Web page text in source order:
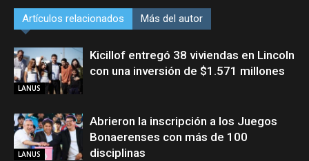
Artículos relacionados Más del autor
LANUS
Kicillof entregó 38 viviendas en Lincoln
con una inversión de $1.571 millones
LANUS
Abrieron la inscripción a los Juegos
Bonaerenses con más de 100
disciplinas